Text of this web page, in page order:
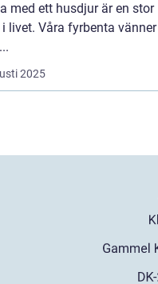
med ett husdjur är en stor
livet. Våra fyrbenta vänner
2025